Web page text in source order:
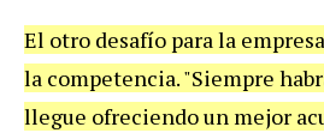
El otro desafío para la
la competencia."Siempre
llegue ofreciendo un mejor